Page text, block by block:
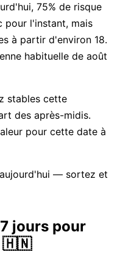
75% de risque
pour l'instant, mais
à partir d'environ 18.
habituelle de août
stables cette
des après-midis.
pour cette date à
— sortez et
jours pour
🇭🇳